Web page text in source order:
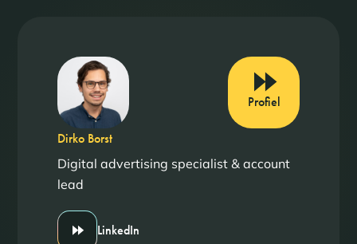
Dirko Borst
Digital advertising specialist & account
lead
LinkedIn
Profiel